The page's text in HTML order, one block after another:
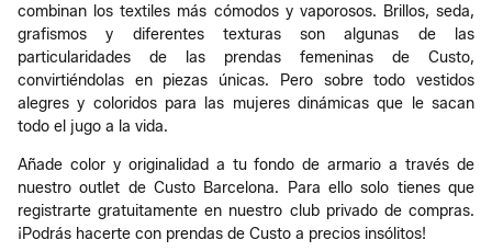
combinan los textiles más cómodos y vaporosos. Brillos, seda,
grafismos y diferentes texturas son algunas de las
particularidades de las prendas femeninas de Custo,
convirtiéndolas en piezas únicas. Pero sobre todo vestidos
alegres y coloridos para las mujeres dinámicas que le sacan
todo el jugo a la vida.
Añade color y originalidad a tu fondo de armario a través de
nuestro outlet de Custo Barcelona. Para ello solo tienes que
registrarte gratuitamente en nuestro club privado de compras.
¡Podrás hacerte con prendas de Custo a precios insólitos!